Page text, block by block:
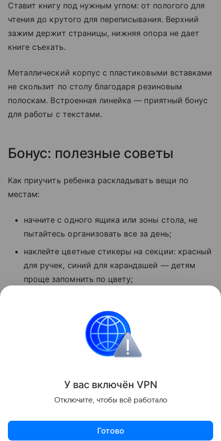
Ставит книгу под нужным углом: от пологого для
чтения до крутого для переписывания. Верхний
зажим держит страницы, нижняя опора не дает
книге съехать.
Металлический корпус с пластиковыми вставками
не скользит по столу благодаря резиновым
полоскам. Встроенная линейка — приятный бонус
для работы с текстами.
Бонус: полезные советы
Как приучить ребенка раскладывать вещи по
местам:
начните с одного ящика или зоны стола, не
пытайтесь организовать все за день;
наклейте цветные стикеры на секции: красный
для ручек, синий для карандашей — детям
проще запомнить по цвету;
ревизию вместе: высыпайте содержимое,
протирайте и раскладывайте заново. Это
работает как ритуал.
Поделиться
У вас включён VPN
Отключите, чтобы всё работало
Готово